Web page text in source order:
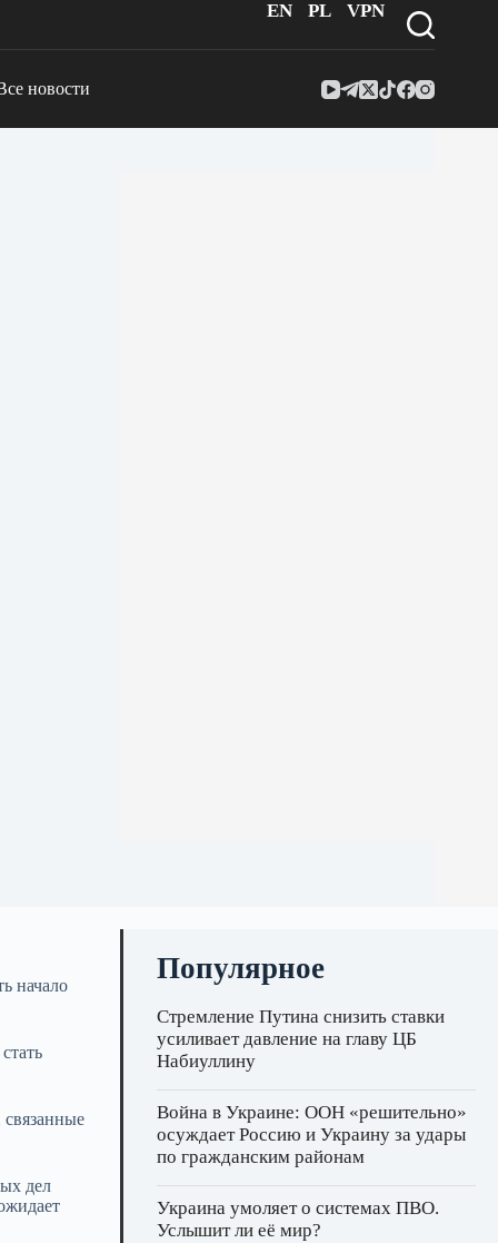
EN PL VPN
новости
начало
дел
Популярное
Стремление Путина снизить ставки
усиливает давление на главу ЦБ
Набиуллину
Война в Украине: ООН «решительно»
осуждает Россию и Украину за удары
по гражданским районам
Украина умоляет о системах ПВО.
Услышит ли её мир?